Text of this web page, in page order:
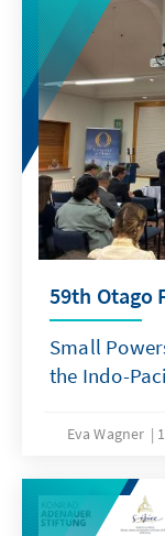
59th Otago
Small
the Indo-
Eva Wagner